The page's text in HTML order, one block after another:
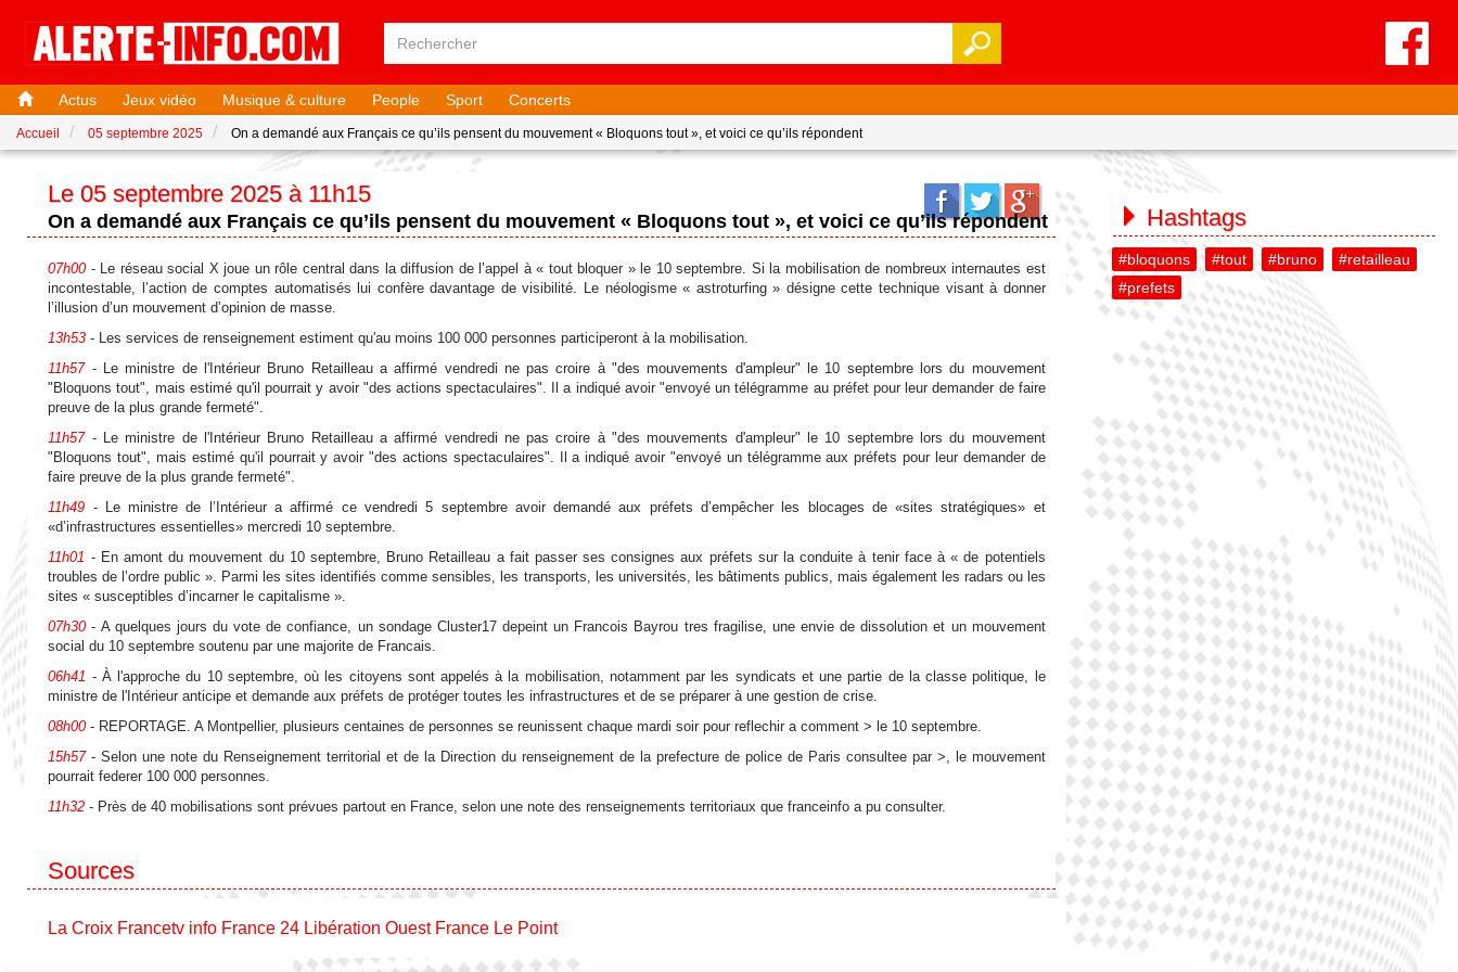
Actus Jeux vidéo Musique & culture People Sport Concerts
Accueil 05 septembre 2025 On a demandé aux Français ce qu’ils pensent du mouvement « Bloquons tout », et voici ce qu’ils répondent
Le 05 septembre 2025 à 11h15
On a demandé aux Français ce qu’ils pensent du mouvement « Bloquons tout », et voici ce qu’ils répondent
07h00- Le réseau social X joue un rôle central dans la diffusion de l’appel à « tout bloquer » le 10 septembre. Si la mobilisation de nombreux internautes est
incontestable, l’action de comptes automatisés lui confère davantage de visibilité. Le néologisme « astroturfing » désigne cette technique visant à donner
l’illusion d’un mouvement d’opinion de masse.
13h53 - Les services de renseignement estiment qu'au moins 100 000 personnes participeront à la mobilisation.
11h57- Le ministre de l'Intérieur Bruno Retailleau a affirmé vendredi ne pas croire à "des mouvements d'ampleur" le 10 septembre lors du mouvement
"Bloquons tout", mais estimé qu'il pourrait y avoir "des actions spectaculaires". Il a indiqué avoir "envoyé un télégramme au préfet pour leur demander de faire
preuve de la plus grande fermeté".
11h57- Le ministre de l'Intérieur Bruno Retailleau a affirmé vendredi ne pas croire à "des mouvements d'ampleur" le 10 septembre lors du mouvement
"Bloquons tout", mais estimé qu'il pourrait y avoir "des actions spectaculaires". Il a indiqué avoir "envoyé un télégramme aux préfets pour leur demander de
faire preuve de la plus grande fermeté".
11h49 - Le ministre de l’Intérieur a affirmé ce vendredi 5 septembre avoir demandé aux préfets d’empêcher les blocages de «sites stratégiques» et
«d’infrastructures essentielles» mercredi 10 septembre.
11h01 - En amont du mouvement du 10 septembre, Bruno Retailleau a fait passer ses consignes aux préfets sur la conduite à tenir face à « de potentiels
troubles de l’ordre public ». Parmi les sites identifiés comme sensibles, les transports, les universités, les bâtiments publics, mais également les radars ou les
sites « susceptibles d’incarner le capitalisme ».
07h30- A quelques jours du vote de confiance, un sondage Cluster17 depeint un Francois Bayrou tres fragilise, une envie de dissolution et un mouvement
social du 10 septembre soutenu par une majorite de Francais.
06h41 - À l'approche du 10 septembre, où les citoyens sont appelés à la mobilisation, notamment par les syndicats et une partie de la classe politique, le
ministre de l'Intérieur anticipe et demande aux préfets de protéger toutes les infrastructures et de se préparer à une gestion de crise.
08h00- REPORTAGE. A Montpellier, plusieurs centaines de personnes se reunissent chaque mardi soir pour reflechir a comment > le 10 septembre.
15h57- Selon une note du Renseignement territorial et de la Direction du renseignement de la prefecture de police de Paris consultee par >, le mouvement
pourrait federer 100 000 personnes.
11h32 - Près de 40 mobilisations sont prévues partout en France, selon une note des renseignements territoriaux que franceinfo a pu consulter.
Sources
La Croix Francetv info France 24 Libération Ouest France Le Point
Hashtags
#bloquons #tout #bruno
#retailleau
#prefets